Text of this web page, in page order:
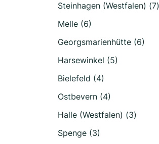
Steinhagen (Westfalen) (7)
Melle (6)
Georgsmarienhütte (6)
Harsewinkel (5)
Bielefeld (4)
Ostbevern (4)
Halle (Westfalen) (3)
Spenge (3)